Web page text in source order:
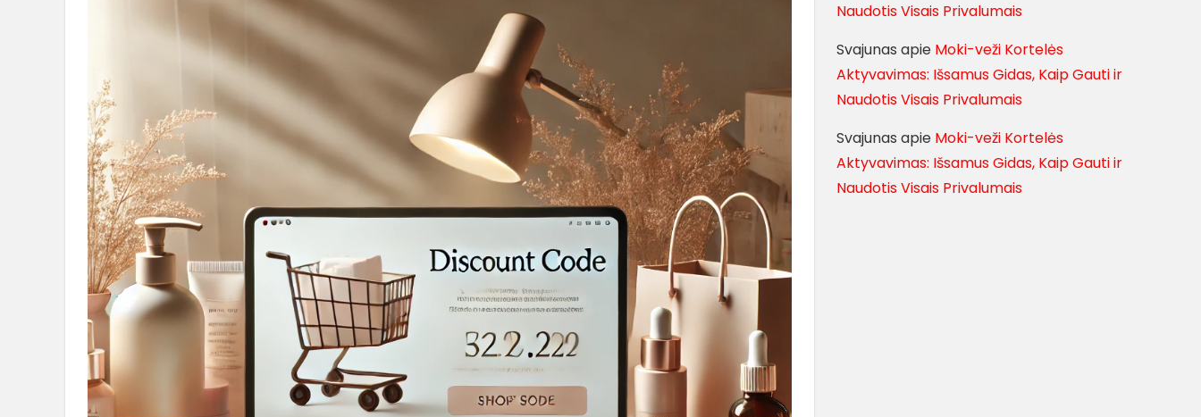
Naudotis Visais Privalumais
Svajunas apie Moki-veži Kortelės
Aktyvavimas: Išsamus Gidas, Kaip Gauti ir
Naudotis Visais Privalumais
Svajunas apie Moki-veži Kortelės
Aktyvavimas: Išsamus Gidas, Kaip Gauti ir
Naudotis Visais Privalumais